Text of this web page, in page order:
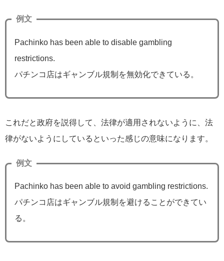
例文
Pachinko has been able to disable gambling
restrictions.
パチンコ店はギャンブル規制を無効化できている。
これだと政府を説得して、法律が適用されないように、法
律がないようにしているといった感じの意味になります。
例文
Pachinko has been able to avoid gambling restrictions.
パチンコ店はギャンブル規制を避けることができてい
る。